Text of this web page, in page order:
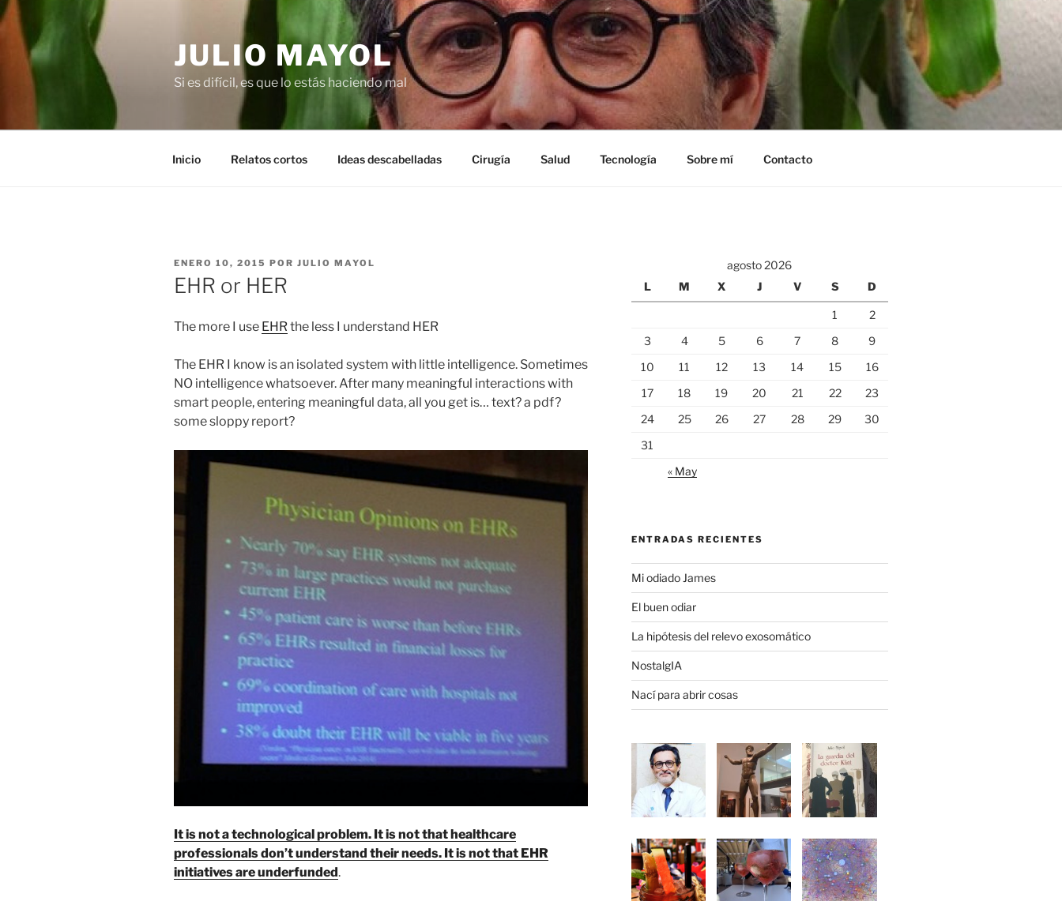
Saltar
al
contenido
JULIO MAYOL
Si es difícil, es que lo estás haciendo mal
Inicio Relatos cortos Ideas descabelladas Cirugía Salud Tecnología Sobre mí Contacto
PUBLICADO
EL
ENERO 10, 2015 POR JULIO MAYOL
EHR or HER
The more I use EHRthe less I understand HER
The EHR I know is an isolated system with little intelligence. Sometimes
NO intelligence whatsoever. After many meaningful interactions with
smart people, entering meaningful data, all you get is… text? a pdf?
some sloppy report?
It is not a technological problem. It is not that healthcare
professionals don’t understand their needs. It is not that EHR
initiatives are underfunded.
agosto 2026
L
M X J V S D
1
2
3
4 5 6 7 8
9
10
11 12 13 14 15
16
17
18 19 20 21 22
23
24
25 26 27 28 29
30
31
« May
ENTRADAS RECIENTES
Mi odiado James
El buen odiar
La hipótesis del relevo exosomático
NostalgIA
Nací para abrir cosas